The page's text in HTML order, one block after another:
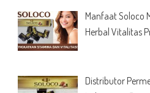
Manfaat Soloco
Herbal Vitalitas
Distributor